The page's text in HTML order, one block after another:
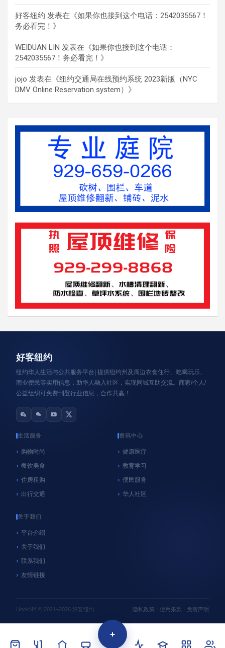
好客纽约 发表在《如果你也接到这个电话：2542035567！
务必看完！ 》
WEIDUAN LIN 发表在《如果你也接到这个电话：
2542035567！务必看完！ 》
jojo 发表在《纽约交通局在线预约系统 2023新版（NYC
DMV Online Reservation system） 》
心系纽约
NYC官方垃圾桶执法再延期！9月8日前未使用官
06/18/2026
好客纽约
纽约华人生活与公共服务平台| 提供纽约州及周边衣食住行、吃喝玩乐、
商业便民等实用信息，助华人融入社区，实现同城互助交流。商家/个人/
公益组织可免费刊登行业信息，合作共赢！
生活服务
购物时尚
餐饮美食
住房租购
出行交通
资讯中心
健康医疗
教育学习
便民服务
华人社区
关于我们
平台介绍
关于我们
联系我们
友情链接
HookNY © 2021–2026 好客纽约 隐私政策 · 使用条款 · 免责声明